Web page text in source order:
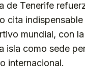
de Tenerife
cita
mundial, con
isla como sede
internacional.